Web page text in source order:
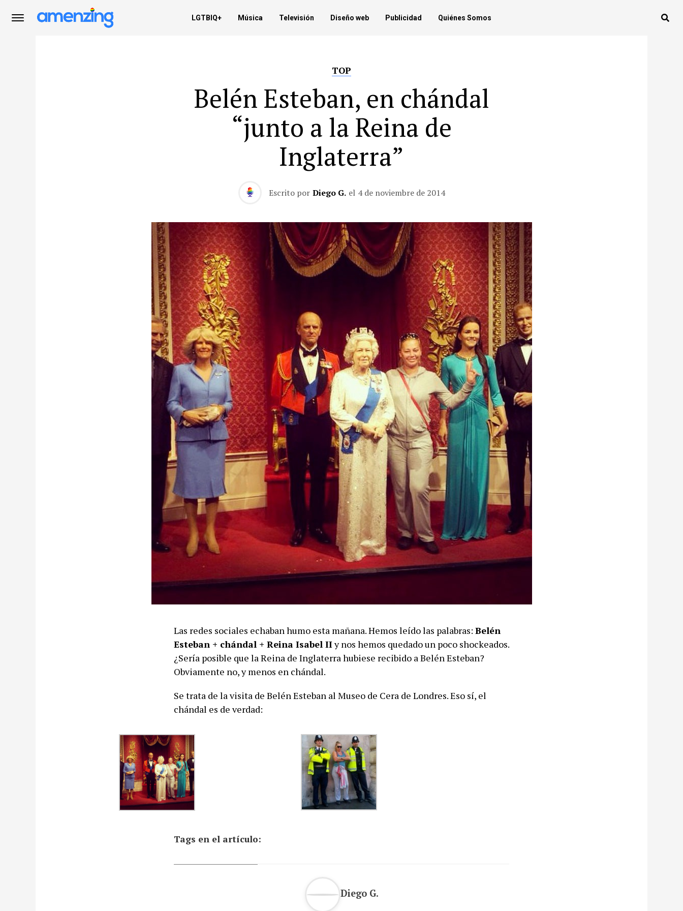
LGTBIQ+ Música Televisión Diseño web Publicidad Quiénes Somos
TOP
Belén Esteban, en chándal
“junto a la Reina de
Inglaterra”
Escrito por Diego G. el 4 de noviembre de 2014
Las redes sociales echaban humo esta mañana. Hemos leído las palabras: Belén
Esteban + chándal + Reina Isabel IIy nos hemos quedado un poco shockeados.
¿Sería posible que la Reina de Inglaterra hubiese recibido a Belén Esteban?
Obviamente no, y menos en chándal.
Se trata de la visita de Belén Esteban al Museo de Cera de Londres. Eso sí, el
chándal es de verdad:
Tags en el artículo:
Diego G.